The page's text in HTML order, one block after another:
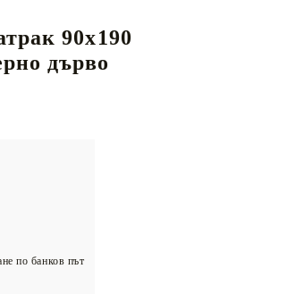
90x190
дърво
по банков път